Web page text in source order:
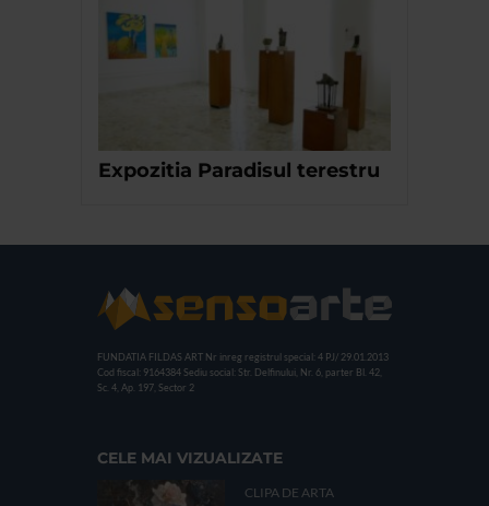
Expozitia Paradisul terestru
FUNDATIA FILDAS ART Nr inreg registrul special: 4 PJ/ 29.01.2013
Cod fiscal: 9164384 Sediu social: Str. Delfinului, Nr. 6, parter Bl. 42,
Sc. 4, Ap. 197, Sector 2
CELE MAI VIZUALIZATE
CLIPA DE ARTA